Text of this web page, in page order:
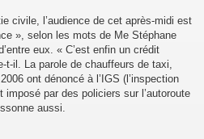
civile, l’audience de cet après-midi est
», selon les mots de Me Stéphane
eux. « C’est enfin un crédit
t-il. La parole de chauffeurs de taxi,
ont dénoncé à l’IGS (l’inspection
par des policiers sur l’autoroute
aussi.